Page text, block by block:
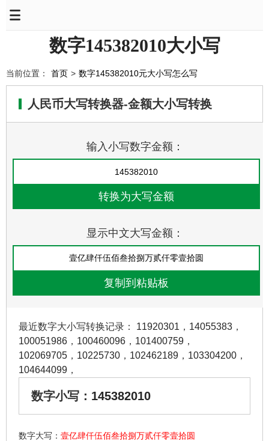
数字145382010大小写
当前位置： 首页 > 数字145382010元大小写怎么写
人民币大写转换器-金额大小写转换
输入小写数字金额：
显示中文大写金额：
最近数字大小写转换记录： 11920301 ， 14055383 ，
100051986 ， 100460096 ， 101400759 ，
102069705 ， 10225730 ， 102462189 ， 103304200 ，
104644099 ，
数字小写： 145382010
数字大写： 壹亿肆仟伍佰叁拾捌万贰仟零壹拾圆